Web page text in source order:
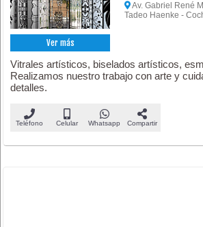
Ver más
Av. Gabriel René
Tadeo Haenke -
Vitrales artísticos, biselados artísticos,
Realizamos nuestro trabajo con arte y
detalles.
Teléfono Celular Whatsapp Compartir